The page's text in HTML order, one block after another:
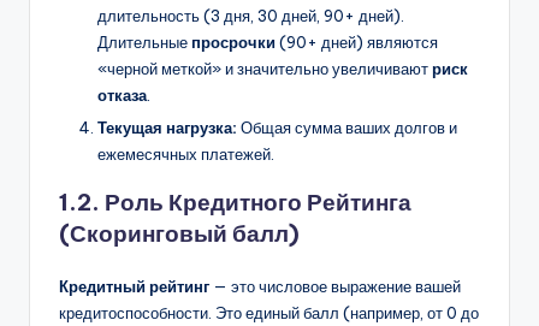
длительность (3 дня, 30 дней, 90+ дней).
Длительныепросрочки(90+ дней) являются
«черной меткой» и значительно увеличиваютриск
отказа
Текущая нагрузка: Общая сумма ваших долгов и
ежемесячных платежей.
1.2. Роль Кредитного Рейтинга
(Скоринговый балл)
Кредитный рейтинг — это числовое выражение вашей
кредитоспособности. Это единый балл (например, от 0 до